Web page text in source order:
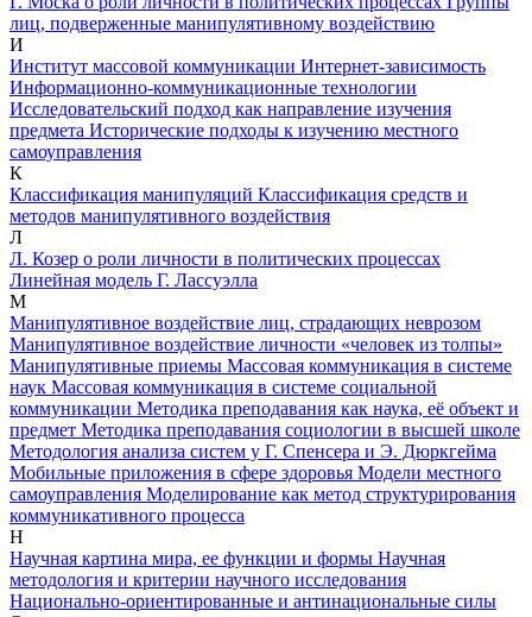
лиц, подверженные манипулятивному воздействию
И
Институт массовой коммуникации Интернет-зависимость
Информационно-коммуникационные технологии
Исследовательский подход как направление изучения
предмета Исторические подходы к изучению местного
самоуправления
К
Классификация манипуляций Классификация средств и
методов манипулятивного воздействия
Л
Л. Козер о роли личности в политических процессах
Линейная модель Г. Лассуэлла
М
Манипулятивное воздействие лиц, страдающих неврозом
Манипулятивное воздействие личности «человек из толпы»
Манипулятивные приемы Массовая коммуникация в системе
наук Массовая коммуникация в системе социальной
коммуникации Методика преподавания как наука, её объект и
предмет Методика преподавания социологии в высшей школе
Методология анализа систем у Г. Спенсера и Э. Дюркгейма
Мобильные приложения в сфере здоровья Модели местного
самоуправления Моделирование как метод структурирования
коммуникативного процесса
Н
Научная картина мира, ее функции и формы Научная
методология и критерии научного исследования
Национально-ориентированные и антинациональные силы